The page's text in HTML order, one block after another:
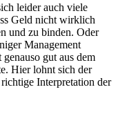
leider auch viele
Geld nicht wirklich
und zu binden. Oder
Management
gut aus dem
Hier lohnt sich der
Interpretation der